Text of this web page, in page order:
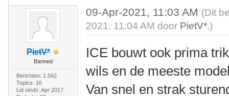
PietV*
Banned
Berichten: 1.562
Topics: 16
Lid sinds: Apr 2017
09-Apr-2021, 11:03 AM (Dit
2021, 11:04 AM door PietV*.)
ICE bouwt ook prima
wils en de meeste
Van snel en strak